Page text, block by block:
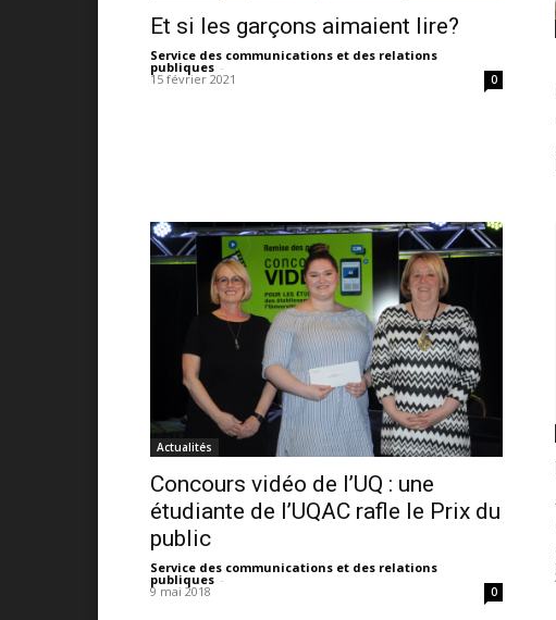
Et si les garçons aimaient lire?
Service des communications et des relations
publiques -
15 février 2021 0
Actualités
Concours vidéo de l’UQ : une
étudiante de l’UQAC rafle le Prix du
public
Service des communications et des relations
publiques -
9 mai 2018 0